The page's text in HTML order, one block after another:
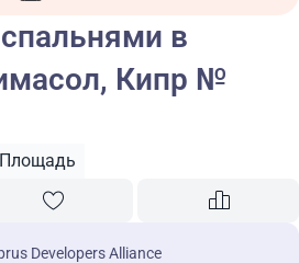
в
Кипр №
Площадь
Developers Alliance